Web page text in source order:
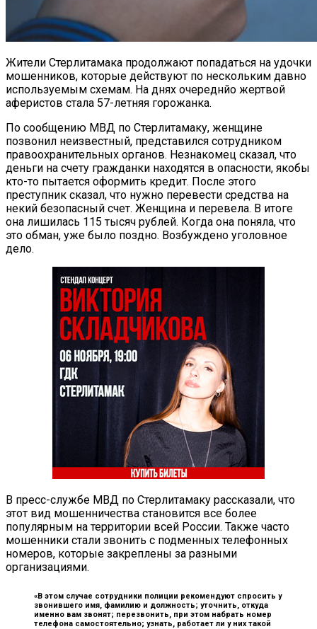
Жители Стерлитамака продолжают попадаться на удочки
мошенников, которые действуют по нескольким давно
используемым схемам. На днях очереднйо жертвой
аферистов стала 57-летняя горожанка.
По сообщению МВД по Стерлитамаку, женщине
позвонил неизвестный, представился сотрудником
правоохранительных органов. Незнакомец сказал, что
деньги на счету гражданки находятся в опасности, якобы
кто-то пытается оформить кредит. После этого
преступник сказал, что нужно перевести средства на
некий безопасный счет. Женщина и перевела. В итоге
она лишилась 115 тысяч рублей. Когда она поняла, что
это обман, уже было поздно. Возбуждено уголовное
дело.
В пресс-службе МВД по Стерлитамаку рассказали, что
этот вид мошенничества становится все более
популярным на территории всей России. Также часто
мошенники стали звонить с подменных телефонных
номеров, которые закреплены за разными
организациями.
«В этом случае сотрудники полиции рекомендуют спросить у
звонившего имя, фамилию и должность; уточнить, откуда
именно вам звонят; перезвонить, при этом набрать номер
телефона самостоятельно; узнать, работает ли у них такой